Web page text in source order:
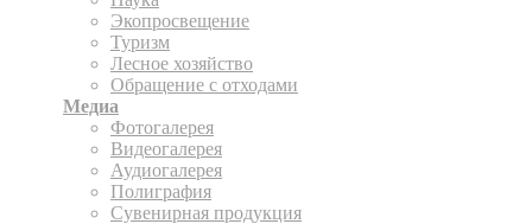
Экопросвещение
Туризм
Лесное хозяйство
Обращение с отходами
Медиа
Фотогалерея
Видеогалерея
Аудиогалерея
Полиграфия
Сувенирная продукция